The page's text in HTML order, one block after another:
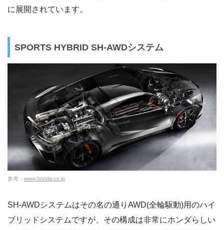
に展開されています。
SPORTS HYBRID SH-AWDシステム
参考： www.honda.co.jp
SH-AWDシステムはその名の通りAWD(全輪駆動)用のハイ
ブリッドシステムですが、その構成は非常にホンダらしい